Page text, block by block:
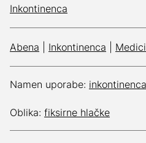
Inkontinenca
Abena Inkontinenca
Namen uporabe: inkontinenca
Oblika: fiksirne hlačke